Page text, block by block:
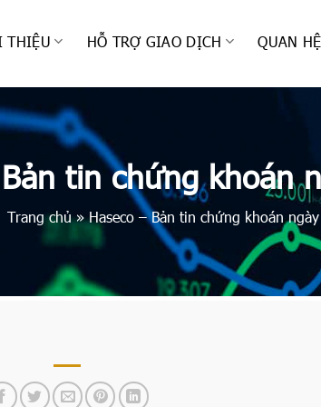
THIỆU HỖ TRỢ GIAO DỊCH QUAN
tin chứng khoán
Trang chủ»Haseco – Bản tin chứng khoán